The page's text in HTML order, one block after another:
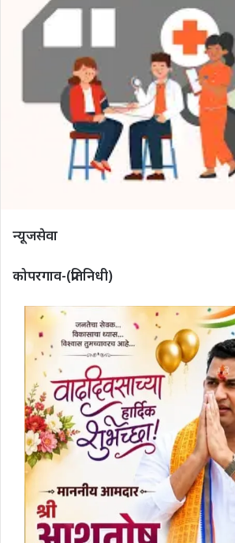
न्यूजसेवा
कोपरगाव-(प्रतिनिधी)